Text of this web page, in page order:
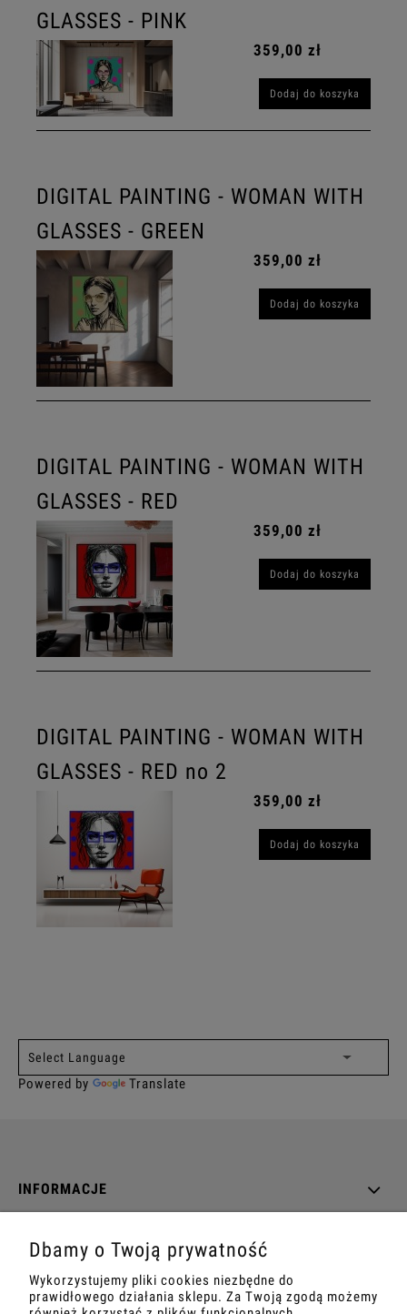
GLASSES - PINK
359,00 zł
Dodaj do koszyka
DIGITAL PAINTING - WOMAN WITH
GLASSES - GREEN
359,00 zł
Dodaj do koszyka
DIGITAL PAINTING - WOMAN WITH
GLASSES - RED
359,00 zł
Dodaj do koszyka
DIGITAL PAINTING - WOMAN WITH
GLASSES - RED no 2
359,00 zł
Dodaj do koszyka
Powered by Translate
INFORMACJE
DANE TECHNICZNE
Dbamy o Twoją prywatność
Wykorzystujemy pliki cookies niezbędne do
prawidłowego działania sklepu. Za Twoją zgodą możemy